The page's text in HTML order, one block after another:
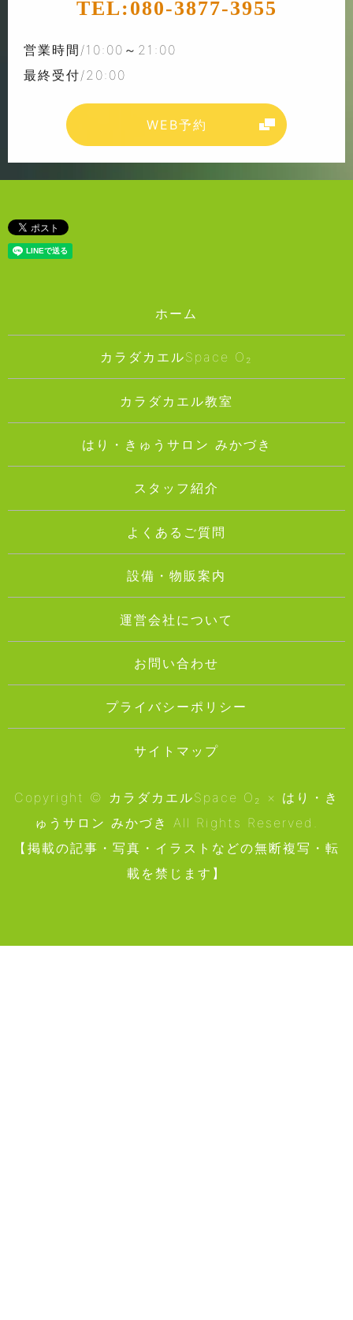
TEL:080-3877-3955
営業時間/10:00～21:00
最終受付/20:00
WEB予約
ホーム
カラダカエルSpace O₂
カラダカエル教室
はり・きゅうサロン みかづき
スタッフ紹介
よくあるご質問
設備・物販案内
運営会社について
お問い合わせ
プライバシーポリシー
サイトマップ
Copyright © カラダカエルSpace O₂ × はり・き
ゅうサロン みかづき All Rights Reserved.
【掲載の記事・写真・イラストなどの無断複写・転
載を禁じます】